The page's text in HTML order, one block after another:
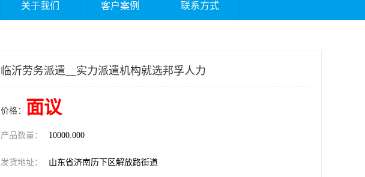
关于我们 客户案例 联系方式
临沂劳务派遣__实力派遣机构就选邦孚人力
价格： 面议
产品数量： 10000.000
发货地址： 山东省济南历下区解放路街道